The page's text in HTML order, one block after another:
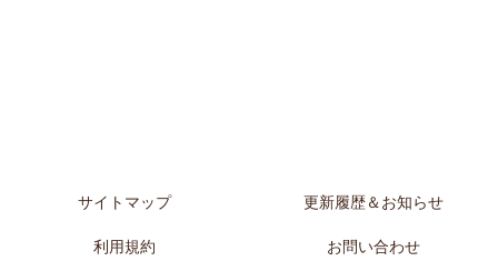
サイトマップ 更新履歴＆お知らせ
利用規約 お問い合わせ